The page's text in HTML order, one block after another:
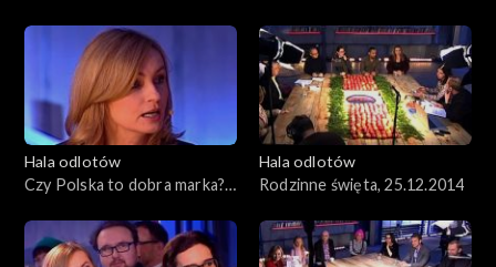
Hala odlotów
Czy Polska to dobra marka?,
Hala odlotów
Rodzinne święta, 25.12.2014